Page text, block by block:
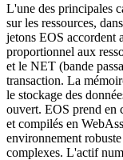
L'une des principales
sur les ressources,
jetons EOS accordent
proportionnel aux
et le NET (bande
transaction. La
le stockage des
ouvert. EOS prend en
et compilés en
environnement
complexes. L'actif